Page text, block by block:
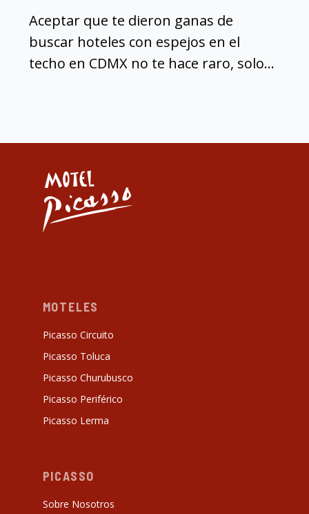
Aceptar que te dieron ganas de
buscar hoteles con espejos en el
techo en CDMX no te hace raro, solo...
MOTELES
Picasso Circuito
Picasso Toluca
Picasso Churubusco
Picasso Periférico
Picasso Lerma
PICASSO
Sobre Nosotros